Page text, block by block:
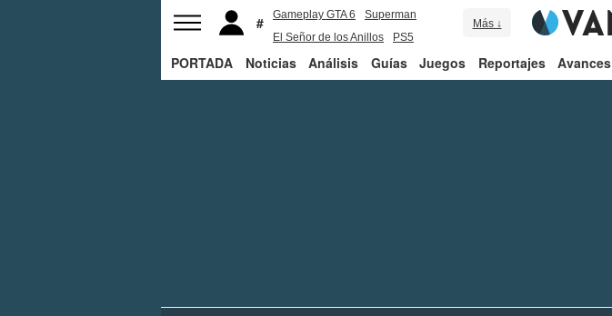
Gameplay GTA 6
Superman
El Señor de los Anillos
PS5
Más ↓
PORTADA Noticias Análisis Guías Juegos Reportajes Avances